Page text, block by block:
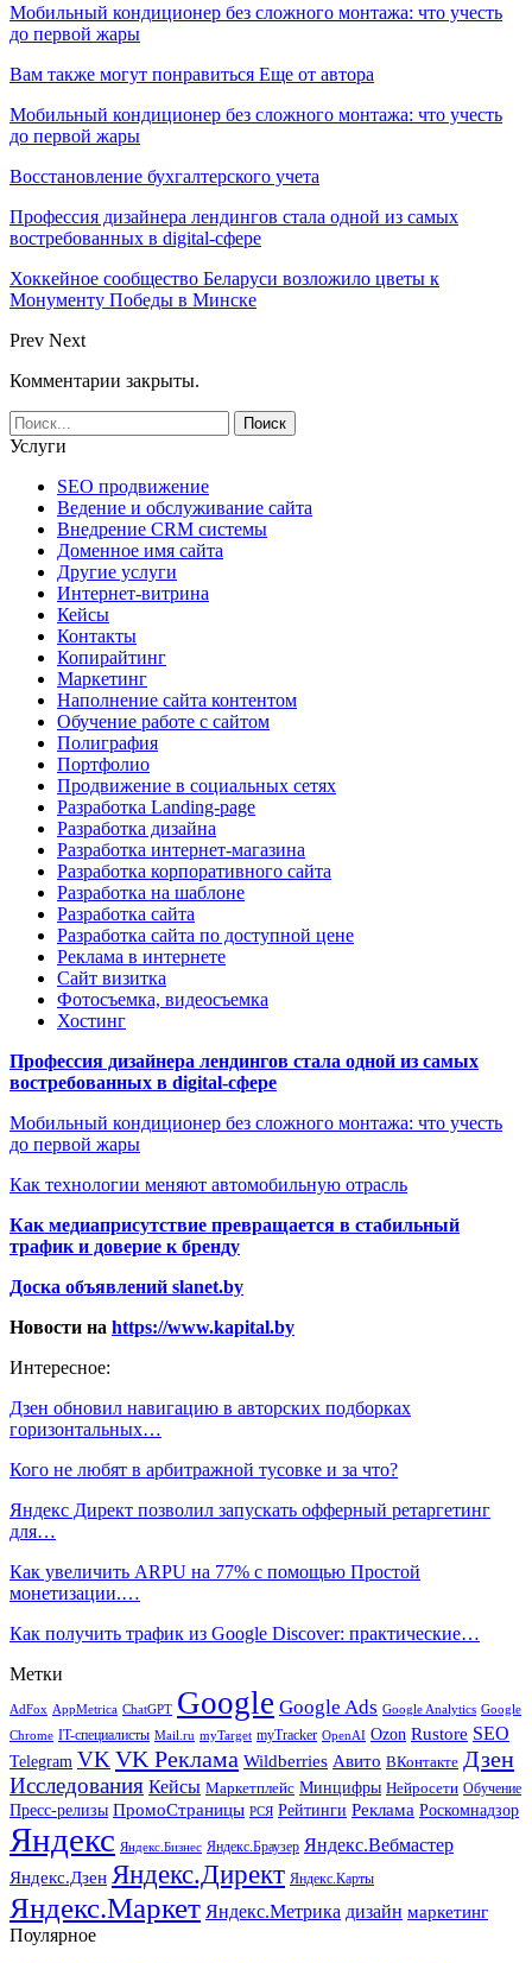
Мобильный кондиционер без сложного монтажа: что учесть
до первой жары
Вам также могут понравиться Еще от автора
Мобильный кондиционер без сложного монтажа: что учесть
до первой жары
Восстановление бухгалтерского учета
Профессия дизайнера лендингов стала одной из самых
востребованных в digital-сфере
Хоккейное сообщество Беларуси возложило цветы к
Монументу Победы в Минске
Prev Next
Комментарии закрыты.
Услуги
SEO продвижение
Ведение и обслуживание сайта
Внедрение CRM системы
Доменное имя сайта
Другие услуги
Интернет-витрина
Кейсы
Контакты
Копирайтинг
Маркетинг
Наполнение сайта контентом
Обучение работе с сайтом
Полиграфия
Портфолио
Продвижение в социальных сетях
Разработка Landing-page
Разработка дизайна
Разработка интернет-магазина
Разработка корпоративного сайта
Разработка на шаблоне
Разработка сайта
Разработка сайта по доступной цене
Реклама в интернете
Сайт визитка
Фотосъемка, видеосъемка
Хостинг
Профессия дизайнера лендингов стала одной из самых
востребованных в digital-сфере
Мобильный кондиционер без сложного монтажа: что учесть
до первой жары
Как технологии меняют автомобильную отрасль
Как медиаприсутствие превращается в стабильный
трафик и доверие к бренду
Доска объявлений slanet.by
Новости на https://www.kapital.by
Интересное:
Дзен обновил навигацию в авторских подборках
горизонтальных…
Кого не любят в арбитражной тусовке и за что?
Яндекс Директ позволил запускать офферный ретаргетинг
для…
Как увеличить ARPU на 77% с помощью Простой
монетизации.…
Как получить трафик из Google Discover: практические…
Метки
AdFox AppMetrica ChatGPT Google Google Ads Google Analytics Google
Chrome IT-специалисты Mail.ru myTarget myTracker OpenAI Ozon Rustore SEO
Telegram VK VK Реклама Wildberries Авито ВКонтакте Дзен
Исследования Кейсы Маркетплейс Минцифры Нейросети Обучение
Пресс-релизы ПромоСтраницы РСЯ Рейтинги Реклама Роскомнадзор
Яндекс Яндекс.Бизнес Яндекс.Браузер Яндекс.Вебмастер
Яндекс.Дзен Яндекс.Директ Яндекс.Карты
Яндекс.Маркет Яндекс.Метрика дизайн маркетинг
Поулярное